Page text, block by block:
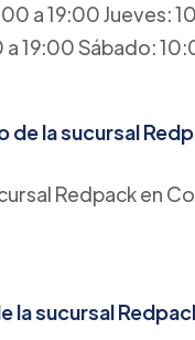
a 19:00 Jueves:
19:00 Sábado:
la sucursal
Redpack en
la sucursal